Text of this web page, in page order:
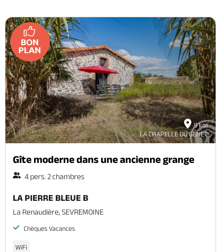
9 km
LA CHAPELLE DU GENET
Gîte moderne dans une ancienne grange
4 pers. 2 chambres
LA PIERRE BLEUE B
La Renaudière, SEVREMOINE
Chèques Vacances
WiFi